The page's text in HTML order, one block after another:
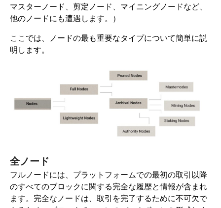
マスターノード、剪定ノード、マイニングノードなど、
他のノードにも遭遇します。）
ここでは、ノードの最も重要なタイプについて簡単に説
明します。
全ノード
フルノードには、プラットフォームでの最初の取引以降
のすべてのブロックに関する完全な履歴と情報が含まれ
ます。完全なノードは、取引を完了するために不可欠で